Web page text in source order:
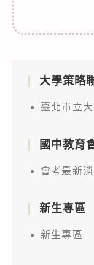
大學策略
臺北市立
國中教育
會考最新
新生專區
新生專區